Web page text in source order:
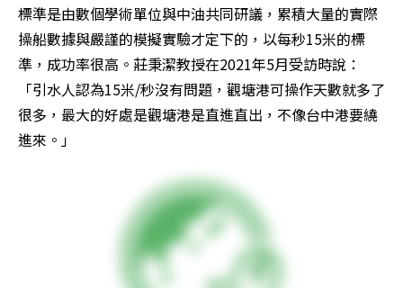
標準是由數個學術單位與中油共同研議，累積大量的實際
操船數據與嚴謹的模擬實驗才定下的，以每秒15米的標
準，成功率很高。莊秉潔教授在2021年5月受訪時說：
「引水人認為15米/秒沒有問題，觀塘港可操作天數就多了
很多，最大的好處是觀塘港是直進直出，不像台中港要繞
進來。」